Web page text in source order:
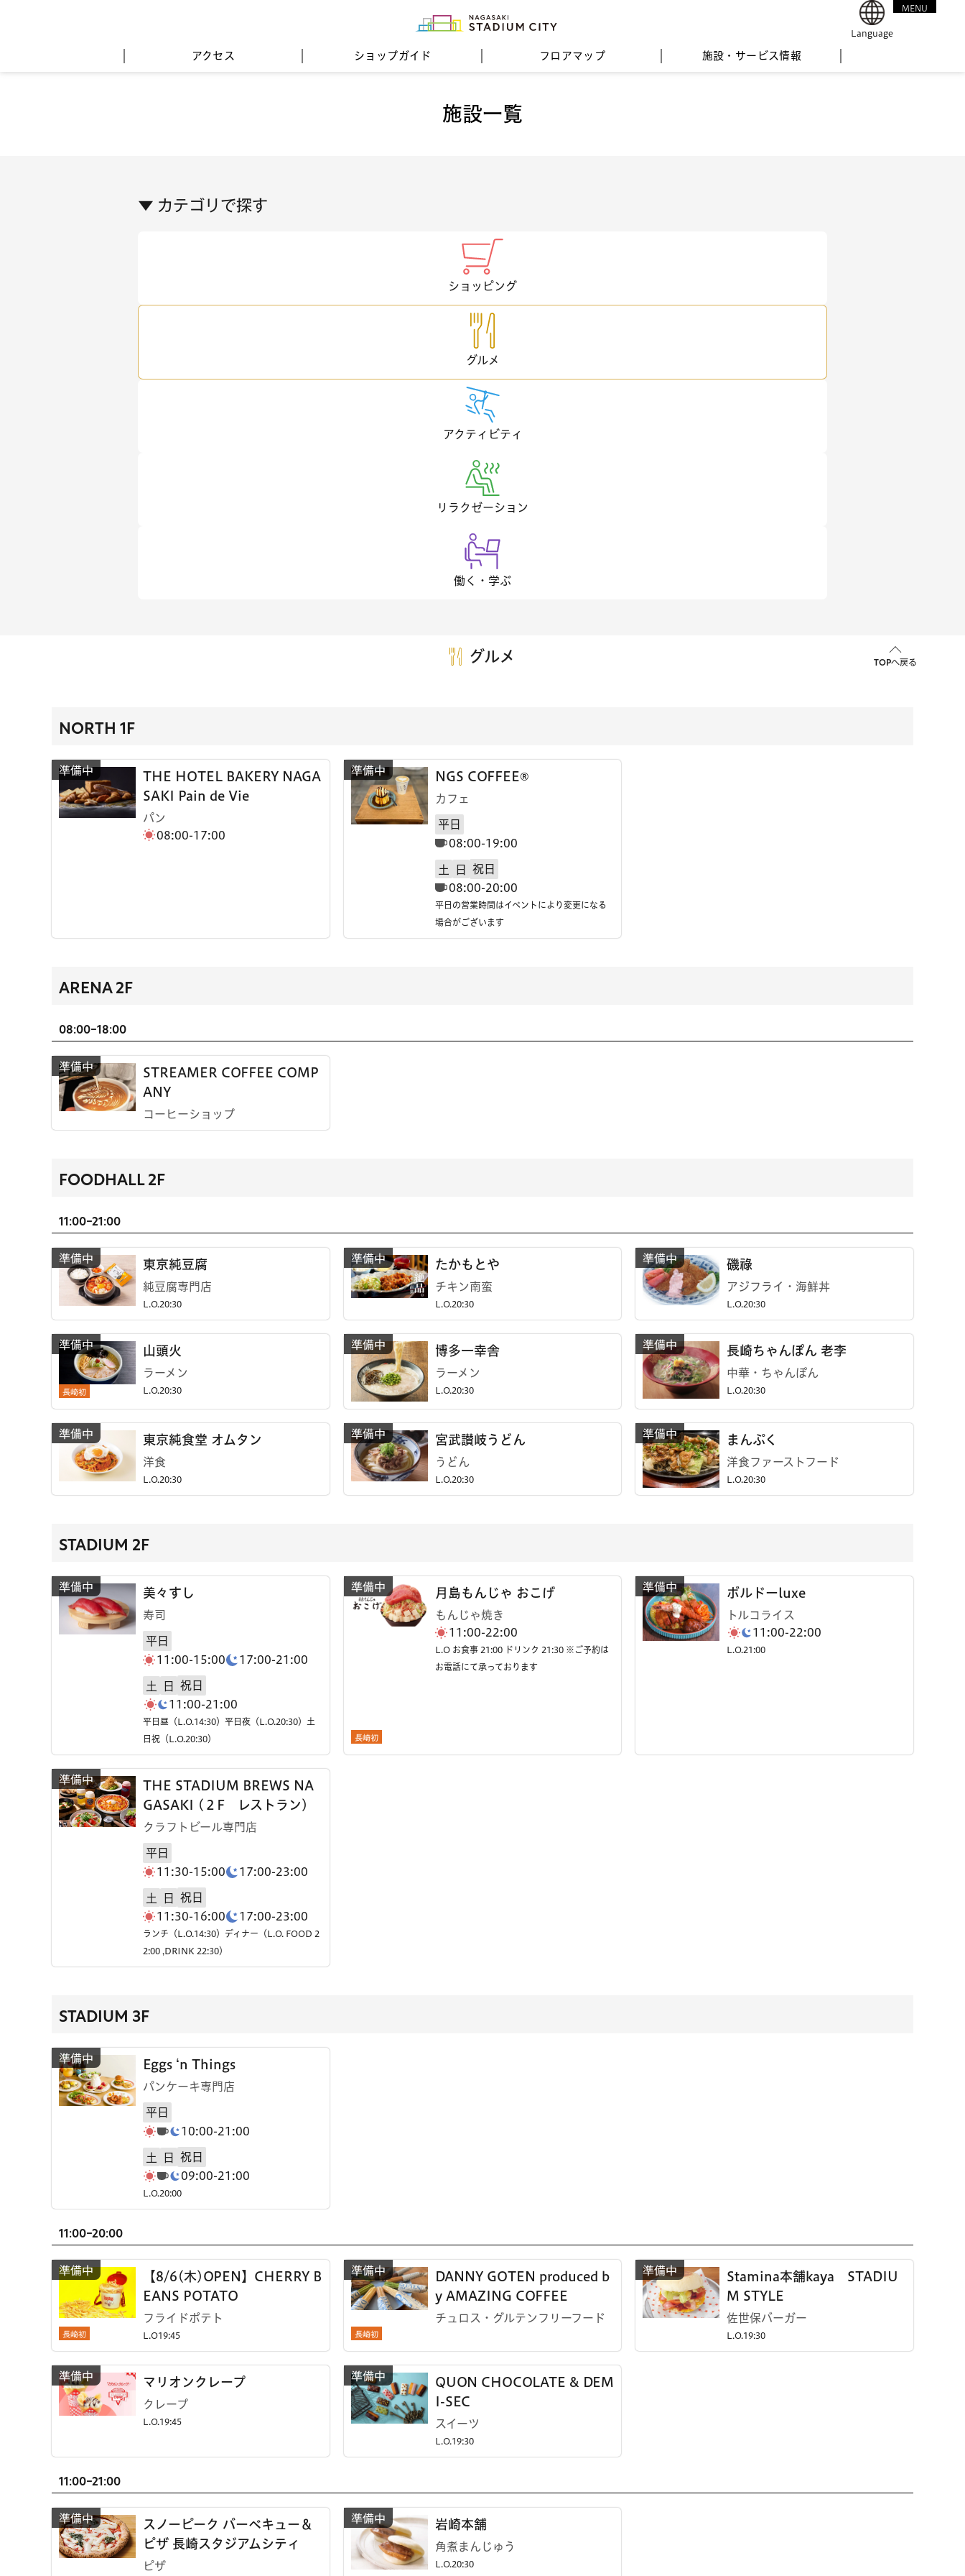
アクセス ショップガイド フロアマップ 施設・サービス情報
Language
MENU
施設一覧
▼ カテゴリで探す
ショッピング
グルメ
アクティビティ
リラクゼーション
働く・学ぶ
グルメ TOPへ戻る
NORTH 1F
THE HOTEL BAKERY NAGA
SAKI Pain de Vie
パン
08:00-17:00
NGS COFFEE®
カフェ
平日
08:00-19:00
土 日
祝日
08:00-20:00
平日の営業時間はイベントにより変更になる
場合がございます
ARENA 2F
08:00-18:00
STREAMER COFFEE COMP
ANY
コーヒーショップ
FOODHALL 2F
11:00-21:00
東京純豆腐
純豆腐専門店
L.O.20:30
たかもとや
チキン南蛮
L.O.20:30
磯祿
アジフライ・海鮮丼
L.O.20:30
長崎初
山頭火
ラーメン
L.O.20:30
博多一幸舎
ラーメン
L.O.20:30
長崎ちゃんぽん 老李
中華・ちゃんぽん
L.O.20:30
東京純食堂 オムタン
洋食
L.O.20:30
宮武讃岐うどん
うどん
L.O.20:30
まんぷく
洋食ファーストフード
L.O.20:30
STADIUM 2F
美々すし
寿司
平日
11:00-15:00
17:00-21:00
土 日
祝日
11:00-21:00
平日昼（L.O.14:30）平日夜（L.O.20:30）土
日祝（L.O.20:30）
長崎初
月島もんじゃ おこげ
もんじゃ焼き
11:00-22:00
L.O お食事 21:00 ドリンク 21:30 ※ご予約は
お電話にて承っております
ボルドーluxe
トルコライス
11:00-22:00
L.O.21:00
THE STADIUM BREWS NA
GASAKI (２F レストラン)
クラフトビール専門店
平日
11:30-15:00
17:00-23:00
土 日
祝日
11:30-16:00
17:00-23:00
ランチ（L.O.14:30）ディナー（L.O. FOOD 2
2:00 ,DRINK 22:30）
STADIUM 3F
Eggs ‘n Things
パンケーキ専門店
平日
10:00-21:00
土 日
祝日
09:00-21:00
L.O.20:00
11:00-20:00
長崎初
【8/6(木)OPEN】CHERRY B
EANS POTATO
フライドポテト
L.O19:45 長崎初
DANNY GOTEN produced b
y AMAZING COFFEE
チュロス・グルテンフリーフード
Stamina本舗kaya STADIU
M STYLE
佐世保バーガー
L.O.19:30
マリオンクレープ
クレープ
L.O.19:45
QUON CHOCOLATE & DEM
I-SEC
スイーツ
L.O.19:30
11:00-21:00
スノーピーク バーベキュー＆
ピザ 長崎スタジアムシティ
ピザ
岩崎本舗
角煮まんじゅう
L.O.20:30